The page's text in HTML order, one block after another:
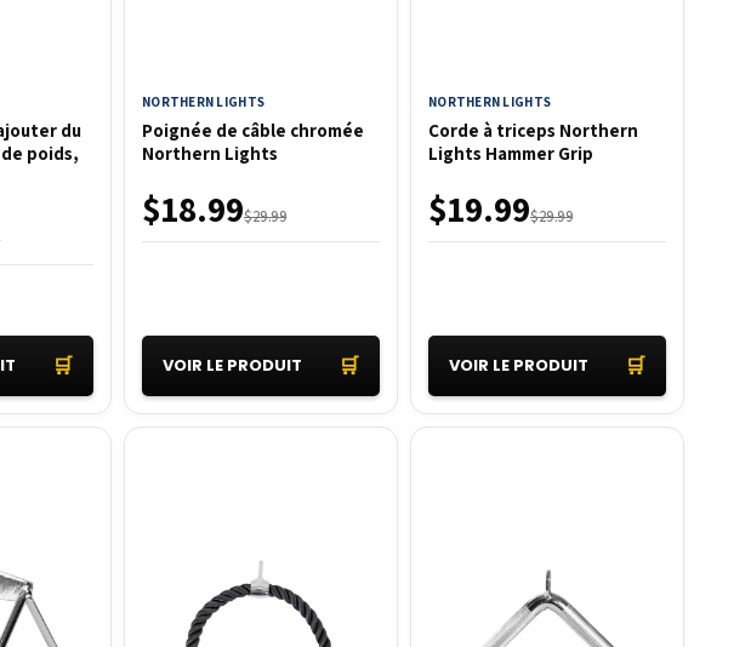
du
poids,
🛒
NORTHERN LIGHTS
Poignée de câble chromée
Northern Lights
$29.99
$18.99
VOIR LE PRODUIT 🛒
NORTHERN LIGHTS
Corde à triceps Northern
Lights Hammer Grip
$29.99
$19.99
VOIR LE PRODUIT 🛒